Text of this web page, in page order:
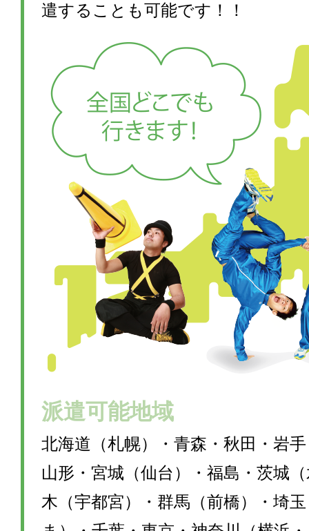
遣することも可能です！！
派遣可能地域
北海道（札幌）・青森・秋田・岩
山形・宮城（仙台）・福島・茨城
木（宇都宮）・群馬（前橋）・埼